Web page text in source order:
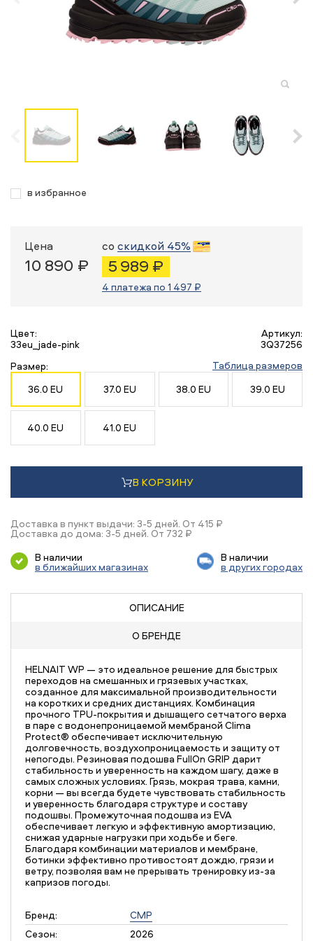
в избранное
Цена
10 890 ₽
со скидкой 45%
5 989 ₽
4 платежа по 1 497 ₽
Цвет:
33eu_jade-pink
Артикул:
3Q37256
Размер:
Таблица размеров
36.0 EU
37.0 EU 38.0 EU 39.0 EU
40.0 EU 41.0 EU
В КОРЗИНУ
Доставка в пункт выдачи: 3-5 дней. От 415 ₽
Доставка до дома: 3-5 дней. От 732 ₽
В наличии
в ближайших магазинах
В наличии
в других городах
ОПИСАНИЕ
О БРЕНДЕ
HELNAIT WP — это идеальное решение для быстрых
переходов на смешанных и грязевых участках,
созданное для максимальной производительности
на коротких и средних дистанциях. Комбинация
прочного TPU-покрытия и дышащего сетчатого верха
в паре с водонепроницаемой мембраной Clima
Protect® обеспечивает исключительную
долговечность, воздухопроницаемость и защиту от
непогоды. Резиновая подошва FullOn GRIP дарит
стабильность и уверенность на каждом шагу, даже в
самых сложных условиях. Грязь, мокрая трава, камни,
корни — вы всегда будете чувствовать стабильность
и уверенность благодаря структуре и составу
подошвы. Промежуточная подошва из EVA
обеспечивает легкую и эффективную амортизацию,
снижая ударные нагрузки при ходьбе и беге.
Благодаря комбинации материалов и мембране,
ботинки эффективно противостоят дождю, грязи и
ветру, позволяя вам не прерывать тренировку из-за
капризов погоды.
Бренд:
CMP
Сезон:
2026